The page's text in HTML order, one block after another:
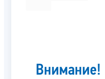
Внимание!